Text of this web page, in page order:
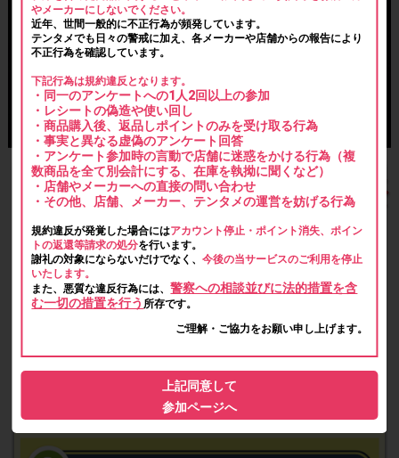
やメーカーにしないでください。
近年、世間一般的に不正行為が頻発しています。
テンタメでも日々の警戒に加え、各メーカーや店舗からの報告により
不正行為を確認しています。
下記行為は規約違反となります。
・同一のアンケートへの1人2回以上の参加
・レシートの偽造や使い回し
・商品購入後、返品しポイントのみを受け取る行為
・事実と異なる虚偽のアンケート回答
・アンケート参加時の言動で店舗に迷惑をかける行為（複
数商品を全て別会計にする、在庫を執拗に聞くなど）
・店舗やメーカーへの直接の問い合わせ
・その他、店舗、メーカー、テンタメの運営を妨げる行為
規約違反が発覚した場合にはアカウント停止・ポイント消失、ポイン
トの返還等請求の処分を行います。
謝礼の対象にならないだけでなく、今後の当サービスのご利用を停止
いたします。
また、悪質な違反行為には、警察への相談並びに法的措置を含
む一切の措置を行う 所存です。
ご理解・ご協力をお願い申し上げます。
上記同意して
参加ページへ